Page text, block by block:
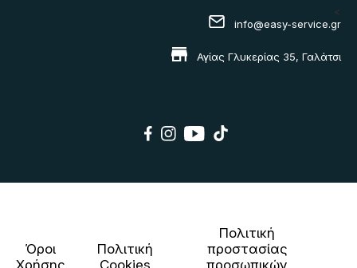
<
info@easy-service.gr
Αγίας Γλυκερίας 35, Γαλάτσι
Όροι
Πολιτική
Πολιτική
προστασίας